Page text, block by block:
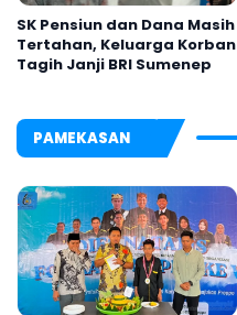
SK Pensiun dan Dana Masih
Tertahan, Keluarga Korban
Tagih Janji BRI Sumenep
PAMEKASAN